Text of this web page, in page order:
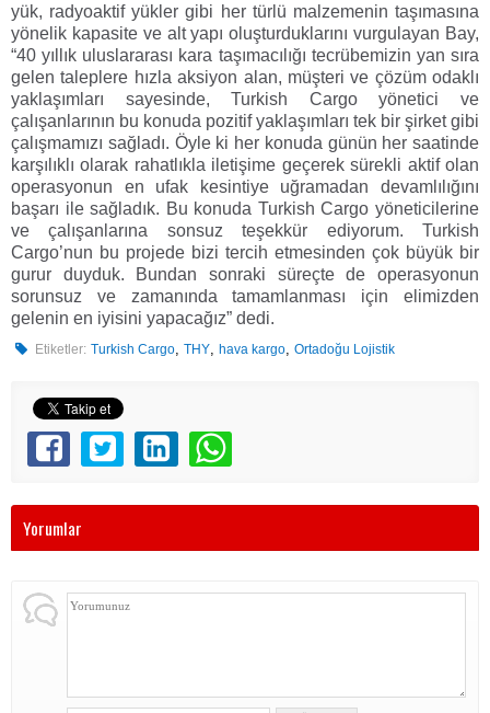
yük, radyoaktif yükler gibi her türlü malzemenin taşımasına
yönelik kapasite ve alt yapı oluşturduklarını vurgulayan Bay,
“40 yıllık uluslararası kara taşımacılığı tecrübemizin yan sıra
gelen taleplere hızla aksiyon alan, müşteri ve çözüm odaklı
yaklaşımları sayesinde, Turkish Cargo yönetici ve
çalışanlarının bu konuda pozitif yaklaşımları tek bir şirket gibi
çalışmamızı sağladı. Öyle ki her konuda günün her saatinde
karşılıklı olarak rahatlıkla iletişime geçerek sürekli aktif olan
operasyonun en ufak kesintiye uğramadan devamlılığını
başarı ile sağladık. Bu konuda Turkish Cargo yöneticilerine
ve çalışanlarına sonsuz teşekkür ediyorum. Turkish
Cargo’nun bu projede bizi tercih etmesinden çok büyük bir
gurur duyduk. Bundan sonraki süreçte de operasyonun
sorunsuz ve zamanında tamamlanması için elimizden
gelenin en iyisini yapacağız” dedi.
Etiketler: Turkish Cargo,THY,hava kargo,Ortadoğu Lojistik
Yorumlar